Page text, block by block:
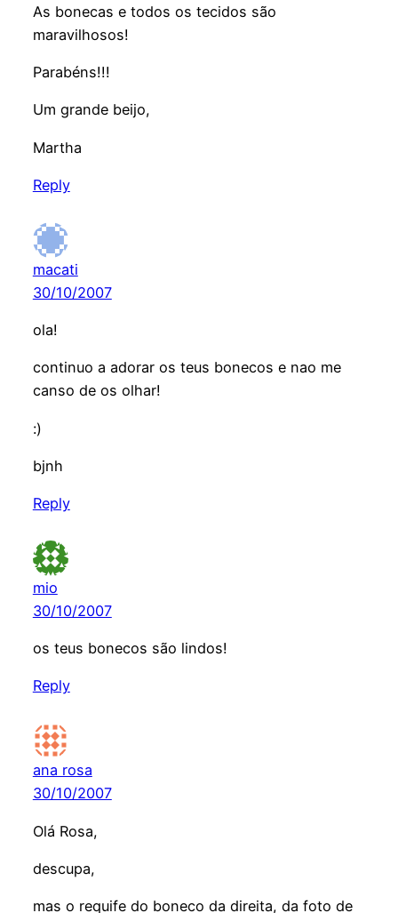
As bonecas e todos os tecidos são
maravilhosos!
Parabéns!!!
Um grande beijo,
Martha
Reply
macati
30/10/2007
ola!
continuo a adorar os teus bonecos e nao me
canso de os olhar!
:)
bjnh
Reply
mio
30/10/2007
os teus bonecos são lindos!
Reply
ana rosa
30/10/2007
Olá Rosa,
descupa,
mas o requife do boneco da direita, da foto de